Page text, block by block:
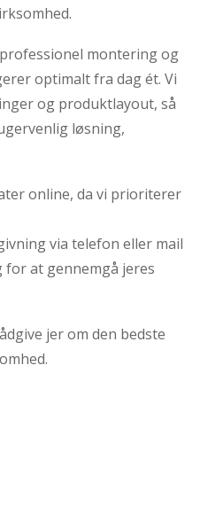
montering og
optimalt fra dag ét. Vi
og produktlayout, så
løsning,
online, da vi prioriterer
via telefon eller mail
at gennemgå jeres
jer om den bedste